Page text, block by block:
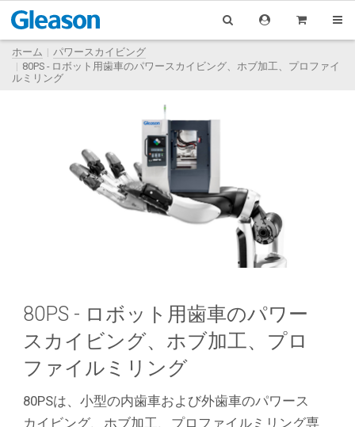
ホーム
パワースカイビング
80PS - ロボット用歯車のパワースカイビング、ホブ加工、プロファイ
ルミリング
80PS - ロボット用歯車のパワー
スカイビング、ホブ加工、プロ
ファイルミリング
80PSは、小型の内歯車および外歯車のパワース
カイビング、ホブ加工、プロファイルミリング専